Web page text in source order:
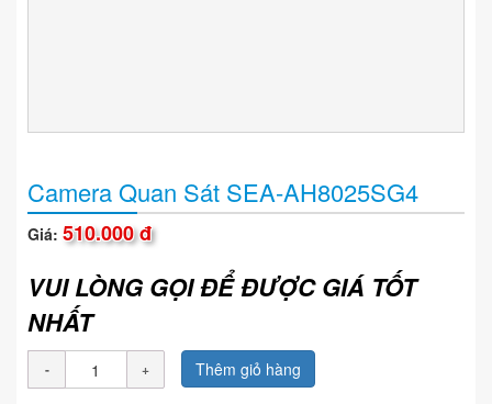
Camera Quan Sát SEA-AH8025SG4
Giá: 510.000 đ
VUI LÒNG GỌI ĐỂ ĐƯỢC GIÁ TỐT
NHẤT
Thêm giỏ hàng